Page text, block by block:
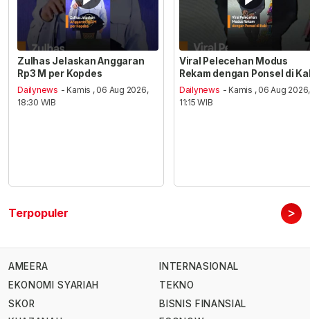
Zulhas Jelaskan Anggaran
Rp3 M per Kopdes
Dailynews - Kamis , 06 Aug 2026,
18:30 WIB
Viral Pelecehan Modus
Rekam dengan Ponsel di
Dailynews - Kamis , 06 Aug 2026,
11:15 WIB
Terpopuler >
AMEERA
EKONOMI SYARIAH
SKOR
INTERNASIONAL
TEKNO
BISNIS FINANSIAL